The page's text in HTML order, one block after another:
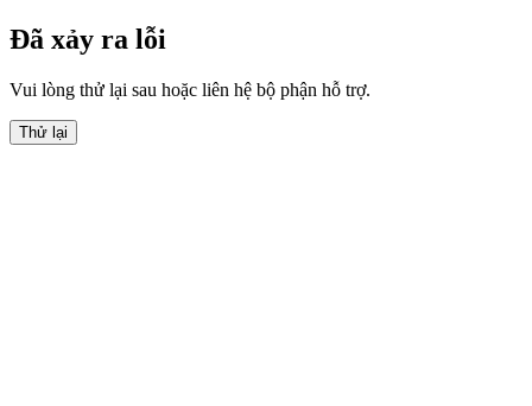
Đã xảy ra lỗi
Vui lòng thử lại sau hoặc liên hệ bộ phận hỗ trợ.
Thử lại